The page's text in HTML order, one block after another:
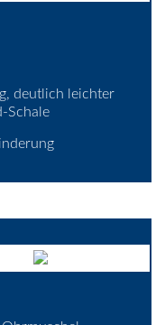
deutlich leichter
Schale